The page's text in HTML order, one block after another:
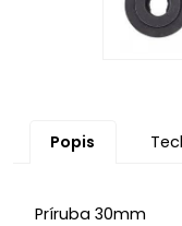
Popis
Príruba 30mm